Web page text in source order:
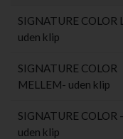
SIGNATURE COLOR
uden klip
SIGNATURE COLOR
MELLEM- uden klip
SIGNATURE COLOR
uden klip